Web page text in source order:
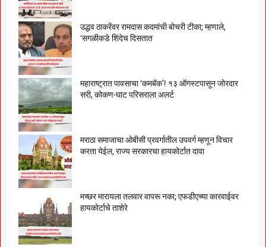
उद्धव ठाकरेंवर रामदास कदमांची बोचरी टीका; म्हणाले,
‘सगळीकडे शिंदेच दिसतात
महाराष्ट्रात पावसाचा ‘कमबॅक’! १३ ऑगस्टपासून जोरदार
सरी, कोकण-घाट परिसराला अलर्ट
मराठा समाजाचा ओबीसी प्रवर्गातील उपवर्ग म्हणून विचार
करता येईल, राज्य सरकारचा हायकोर्टात दावा
मच्छर मारायला तलवार वापरू नका; एफडीएच्या कारवाईवर
हायकोर्टाचे ताशेरे